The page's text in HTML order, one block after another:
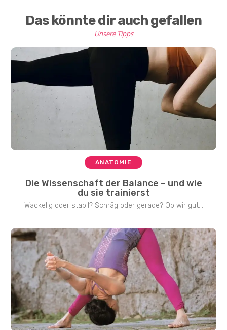
Das könnte dir auch gefallen
Unsere Tipps
ANATOMIE
Die Wissenschaft der Balance – und wie
du sie trainierst
Wackelig oder stabil? Schräg oder gerade? Ob wir gut...